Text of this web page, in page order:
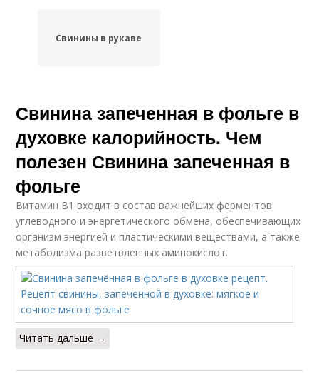
Свинины в рукаве
Свинина запеченная в фольге в
духовке калорийность. Чем
полезен Свинина запеченная в
фольге
Витамин В1 входит в состав важнейших ферментов
углеводного и энергетического обмена, обеспечивающих
организм энергией и пластическими веществами, а также
метаболизма разветвленных аминокислот.
Читать дальше →